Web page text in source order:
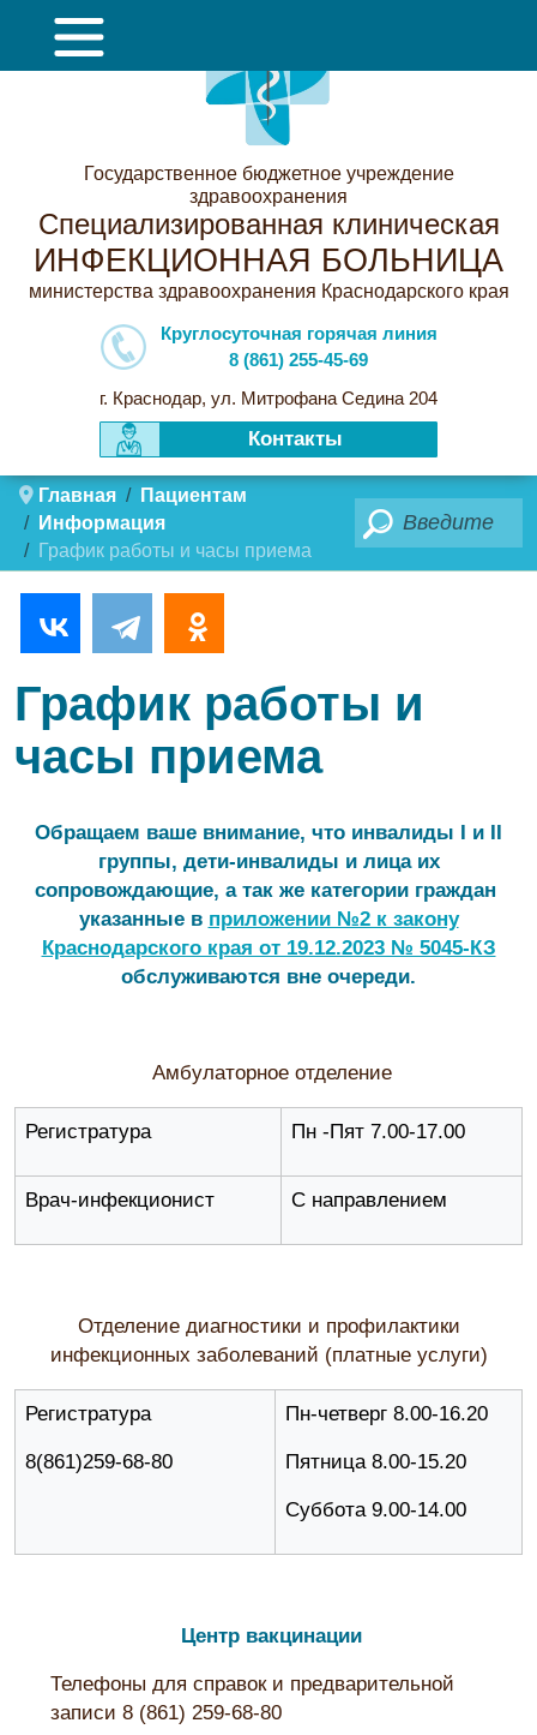
Государственное бюджетное учреждение
здравоохранения
Специализированная клиническая
ИНФЕКЦИОННАЯ БОЛЬНИЦА
министерства здравоохранения Краснодарского края
Круглосуточная горячая линия
8 (861) 255-45-69
г. Краснодар, ул. Митрофана Седина 204
Контакты
Главная
Пациентам
Информация
График работы и часы приема
Поиск
График работы и
часы приема
Обращаем ваше внимание, что инвалиды I и II
группы, дети-инвалиды и лица их
сопровождающие, а так же категории граждан
указанные в приложении №2 к закону
Краснодарского края от 19.12.2023 № 5045-КЗ
обслуживаются вне очереди.
Амбулаторное отделение
Регистратура Пн -Пят 7.00-17.00
Врач-инфекционист С направлением
Отделение диагностики и профилактики
инфекционных заболеваний (платные услуги)
Регистратура
8(861)259-68-80
Пн-четверг 8.00-16.20
Пятница 8.00-15.20
Суббота 9.00-14.00
Центр вакцинации
Телефоны для справок и предварительной
записи 8 (861) 259-68-80